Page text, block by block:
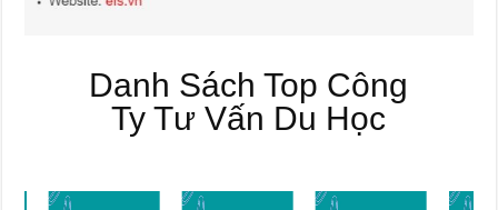
Danh Sách Top Công
Ty Tư Vấn Du Học